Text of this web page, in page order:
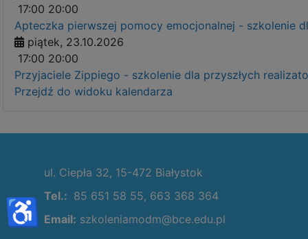
17:00 20:00
Apteczka pierwszej pomocy emocjonalnej - szkolenie
piątek, 23.10.2026
17:00 20:00
Przyjaciele Zippiego - szkolenie dla przyszłych
Przejdź do widoku kalendarza
ul. Ciepła 32, 15-472 Białystok
Tel.: 85 651 58 55, 663 368 364
Email: szkoleniamodm@bce.edu.pl